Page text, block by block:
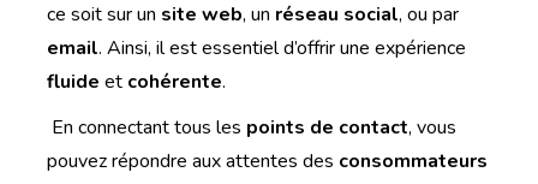
ce soit sur un site web, un réseau social, ou par
email. Ainsi, il est essentiel d’offrir une expérience
fluide et cohérente.
En connectant tous les points de contact, vous
pouvez répondre aux attentes des consommateurs